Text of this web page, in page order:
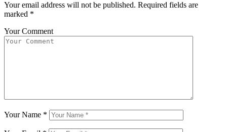
Your email address will not be published. Required fields are
marked *
Your Comment
Your Name *